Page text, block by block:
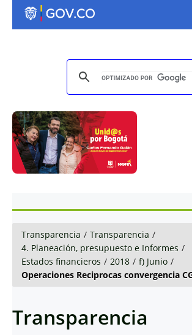
Transparencia / Transparencia /
4. Planeación, presupuesto e Informes /
Estados financieros / 2018 / f) Junio /
Operaciones Reciprocas convergencia
Transparencia